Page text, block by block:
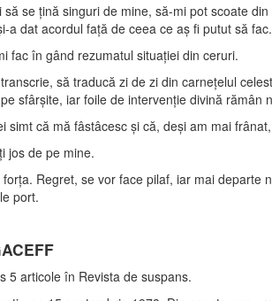
se ţină singuri de mine, să-mi pot scoate
a dat acordul faţă de ceea ce aş fi putut să fac.
fac în gând rezumatul situaţiei din ceruri.
să traducă zi de zi din carneţelul
sfârşite, iar foile de intervenţie divină rămân
simt că mă fâstâcesc şi că, deşi am mai
jos de pe mine.
Regret, se vor face pilaf, iar mai
port.
5 articole în Revista de suspans.